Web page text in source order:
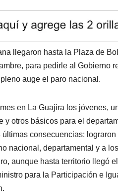
e
a
d
s
llegaron hasta la Plaza de
para pedirle al Gobierno
auge el paro nacional.
en La Guajira los jóvenes,
y otros básicos para el
consecuencias:
nacional, departamental y a
aunque hasta territorio llegó
para la Participación e